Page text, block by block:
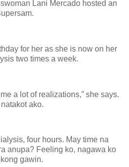
Lani Mercado hosted an
for her as she is now on her
two times a week.
a lot of realizations,” she says.
ako.
four hours. May time na
anupa? Feeling ko, nagawa ko
gawin.